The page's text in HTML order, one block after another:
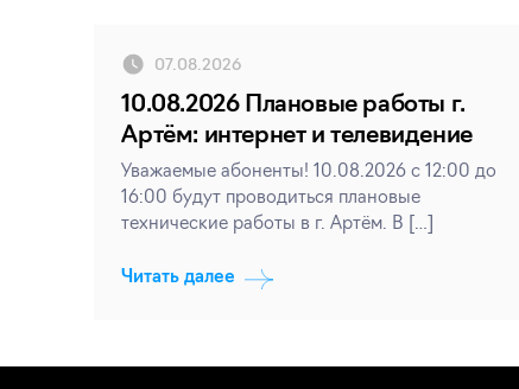
07.08.2026
10.08.2026 Плановые работы г.
Артём: интернет и телевидение
Уважаемые абоненты! 10.08.2026 с 12:00 до
16:00 будут проводиться плановые
технические работы в г. Артём. В […]
Читать далее